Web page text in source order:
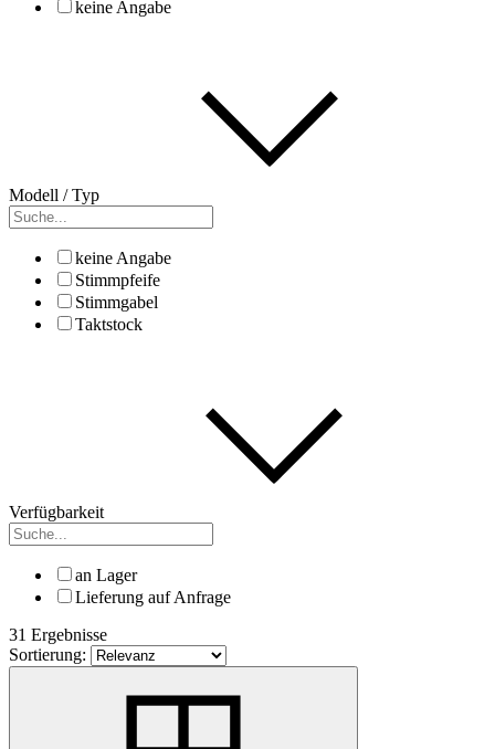
keine Angabe
Modell / Typ
keine Angabe
Stimmpfeife
Stimmgabel
Taktstock
Verfügbarkeit
an Lager
Lieferung auf Anfrage
31 Ergebnisse
Sortierung: